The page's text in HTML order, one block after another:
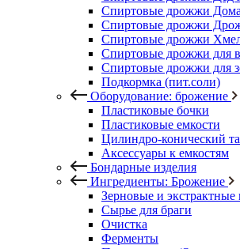
Спиртовые дрожжи
Спиртовые дрожжи
Спиртовые дрожжи
Спиртовые дрожжи для
Спиртовые дрожжи для
Подкормка (пит.соли)
Оборудование: брожение
Пластиковые бочки
Пластиковые емкости
Цилиндро-конический
Аксессуары к емкостям
Бондарные изделия
Ингредиенты: Брожение
Зерновые и экстрактные
Сырье для браги
Очистка
Ферменты